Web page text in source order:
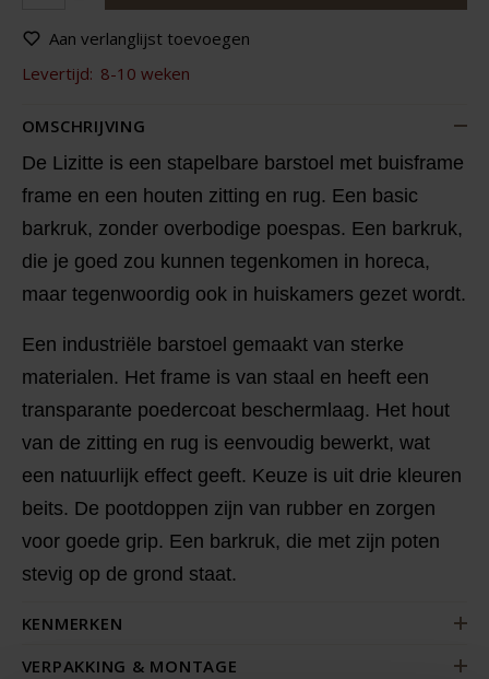
Aan verlanglijst toevoegen
Levertijd: 8-10 weken
OMSCHRIJVING
De Lizitte is een stapelbare barstoel met buisframe
frame en een houten zitting en rug. Een basic
barkruk, zonder overbodige poespas. Een barkruk,
die je goed zou kunnen tegenkomen in horeca,
maar tegenwoordig ook in huiskamers gezet wordt.
Een industriële barstoel gemaakt van sterke
materialen. Het frame is van staal en heeft een
transparante poedercoat beschermlaag. Het hout
van de zitting en rug is eenvoudig bewerkt, wat
een natuurlijk effect geeft. Keuze is uit drie kleuren
beits. De pootdoppen zijn van rubber en zorgen
voor goede grip. Een barkruk, die met zijn poten
stevig op de grond staat.
KENMERKEN
VERPAKKING & MONTAGE